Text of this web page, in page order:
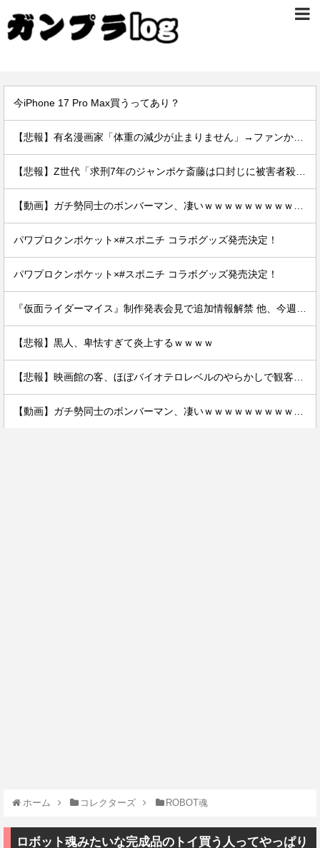
今iPhone 17 Pro Max買うってあり？
パワプロクンポケット×#スポニチ コラボグッズ発売決定！
パワプロクンポケット×#スポニチ コラボグッズ発売決定！
【悲報】黒人、卑怯すぎて炎上するｗｗｗｗ
ホーム コレクターズ ROBOT魂
ロボット魂みたいな完成品のトイ買う人ってやっぱり